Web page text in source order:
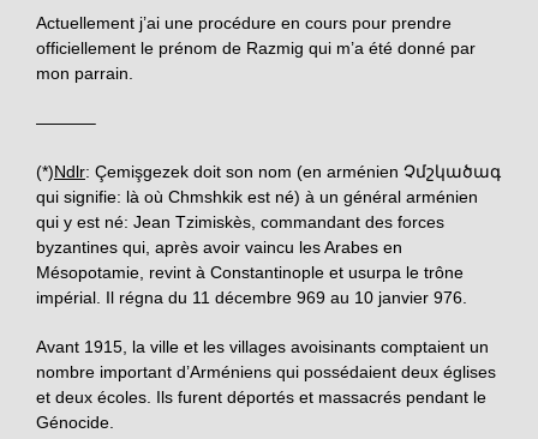
Actuellement j’ai une procédure en cours pour prendre
officiellement le prénom de Razmig qui m’a été donné par
mon parrain.
———–
(*)Ndlr: Çemişgezek doit son nom (en arménien Չմշկածագ
qui signifie: là où Chmshkik est né) à un général arménien
qui y est né: Jean Tzimiskès commandant des forces
byzantines qui, après avoir vaincu les Arabes en
Mésopotamie, revint à Constantinople et usurpa le trône
impérial. Il régna du 11 décembre 969 au 10 janvier 976.
Avant 1915, la ville et les villages avoisinants comptaient un
nombre important d’Arméniens qui possédaient deux églises
et deux écoles. Ils furent déportés et massacrés pendant le
Génocide.